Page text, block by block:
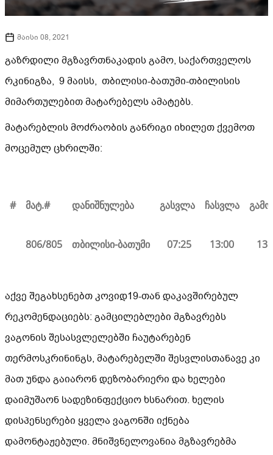
მაისი 08, 2021
გაზრდილი მგზავრთნაკადის გამო, საქართველოს
რკინიგზა, 9 მაისს, თბილისი-ბათუმი-თბილისის
მიმართულებით მატარებელს ამატებს.
მატარებლის მოძრაობის განრიგი იხილეთ ქვემოთ
მოცემულ ცხრილში:
# მატ.# დანიშნულება გასვლა ჩასვლა
806/805 თბილისი-ბათუმი 07:25 13:00
აქვე შეგახსენებთ კოვიდ19-თან დაკავშირებულ
რეკომენდაციებს: გამცილებლები მგზავრებს
ვაგონის შესასვლელებში ჩაუტარებენ
თერმოსკრინინგს, მატარებელში შესვლისთანავე კი
მათ უნდა გაიარონ დეზობარიერი და ხელები
დაიმუშაონ სადეზინფექციო ხსნარით. ხელის
დისპენსერები ყველა ვაგონში იქნება
დამონტაჟებული. მნიშვნელოვანია მგზავრებმა